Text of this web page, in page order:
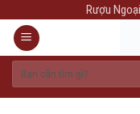
content
Rượu
kiếm: